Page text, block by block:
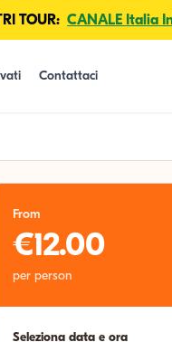
TOUR: CANALE Italia
Contattaci
From
€12.00
per person
Seleziona data e ora